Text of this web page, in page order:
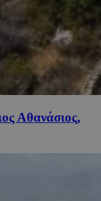
Αθανάσιος,